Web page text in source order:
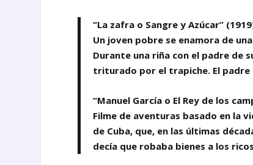
“La zafra o Sangre y Azúcar”
Un joven pobre se enamora de
Durante una riña con el padre de
triturado por el trapiche. El padre
“Manuel García o El Rey de los
Filme de aventuras basado en la
de Cuba, que, en las últimas
decía que robaba bienes a los